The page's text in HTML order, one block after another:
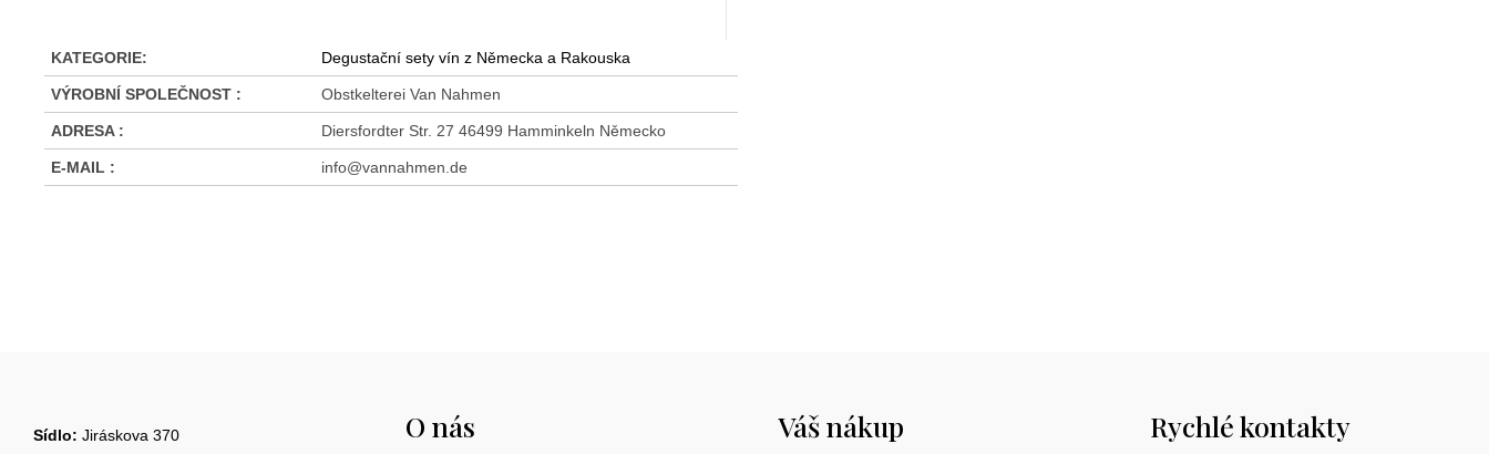
KATEGORIE: Degustační sety vín z Německa a Rakouska
VÝROBNÍ SPOLEČNOST : Obstkelterei Van Nahmen
ADRESA : Diersfordter Str. 27 46499 Hamminkeln Německo
E-MAIL : info@vannahmen.de
Sídlo: Jiráskova 370
O nás Váš nákup Rychlé kontakty